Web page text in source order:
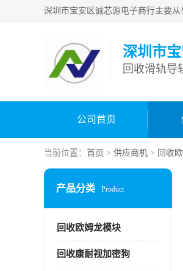
深圳市
回收滑轨导
公司首页
当前位置： 首页 > 供应商机 > 回收
产品分类 Product
回收欧姆龙模块
回收康耐视加密狗